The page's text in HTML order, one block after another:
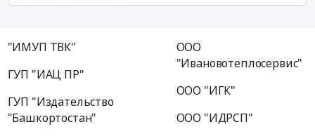
"ИМУП ТВК"
ГУП "ИАЦ ПР"
ГУП "Издательство
"Башкортостан"
ООО
"Ивановотеплосервис"
ООО "ИГК"
ООО "ИДРСП"